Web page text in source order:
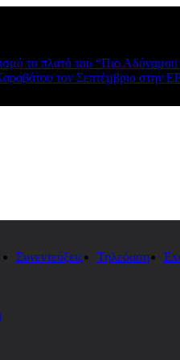
το πλατό του “Πιο
τον Σεπτέμβριο στην
Συνεντεύξεις Τηλεόαση